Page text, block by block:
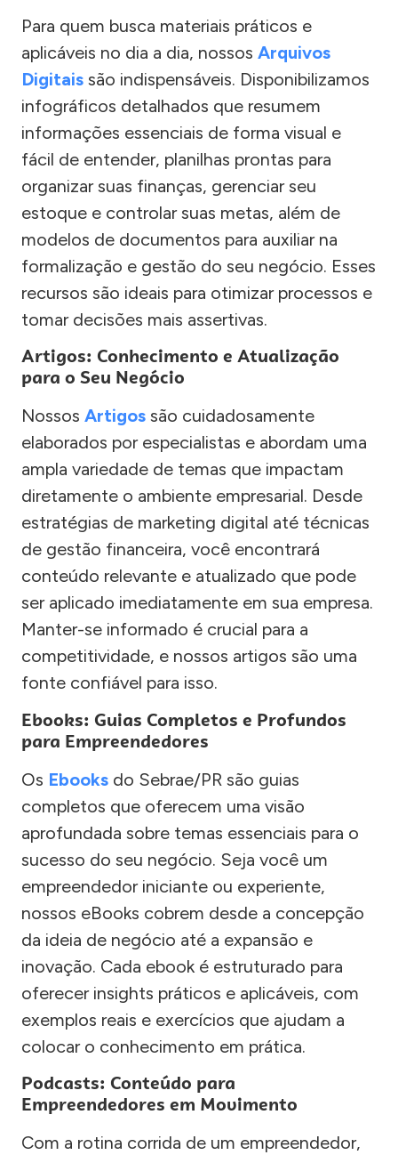
Para quem busca materiais práticos e
aplicáveis no dia a dia, nossos Arquivos
Digitais são indispensáveis. Disponibilizamos
infográficos detalhados que resumem
informações essenciais de forma visual e
fácil de entender, planilhas prontas para
organizar suas finanças, gerenciar seu
estoque e controlar suas metas, além de
modelos de documentos para auxiliar na
formalização e gestão do seu negócio. Esses
recursos são ideais para otimizar processos e
tomar decisões mais assertivas.
Artigos: Conhecimento e Atualização
para o Seu Negócio
Nossos Artigos são cuidadosamente
elaborados por especialistas e abordam uma
ampla variedade de temas que impactam
diretamente o ambiente empresarial. Desde
estratégias de marketing digital até técnicas
de gestão financeira, você encontrará
conteúdo relevante e atualizado que pode
ser aplicado imediatamente em sua empresa.
Manter-se informado é crucial para a
competitividade, e nossos artigos são uma
fonte confiável para isso.
Ebooks: Guias Completos e Profundos
para Empreendedores
Os Ebooks do Sebrae/PR são guias
completos que oferecem uma visão
aprofundada sobre temas essenciais para o
sucesso do seu negócio. Seja você um
empreendedor iniciante ou experiente,
nossos eBooks cobrem desde a concepção
da ideia de negócio até a expansão e
inovação. Cada ebook é estruturado para
oferecer insights práticos e aplicáveis, com
exemplos reais e exercícios que ajudam a
colocar o conhecimento em prática.
Podcasts: Conteúdo para
Empreendedores em Movimento
Com a rotina corrida de um empreendedor,